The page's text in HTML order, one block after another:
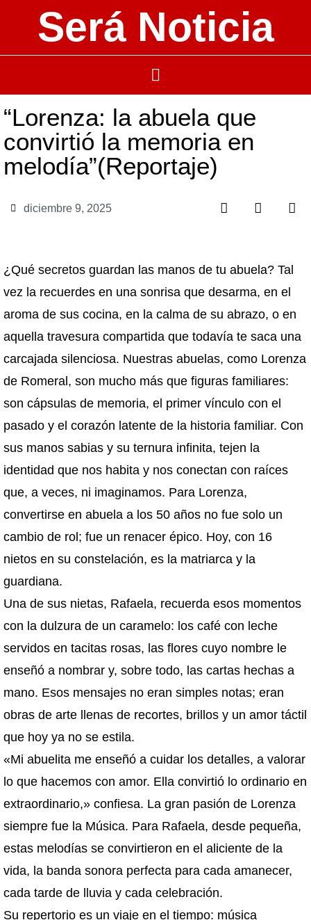
Será Noticia
“Lorenza: la abuela que
convirtió la memoria en
melodía”(Reportaje)
diciembre 9, 2025
¿Qué secretos guardan las manos de tu abuela? Tal
vez la recuerdes en una sonrisa que desarma, en el
aroma de sus cocina, en la calma de su abrazo, o en
aquella travesura compartida que todavía te saca una
carcajada silenciosa. Nuestras abuelas, como Lorenza
de Romeral, son mucho más que figuras familiares:
son cápsulas de memoria, el primer vínculo con el
pasado y el corazón latente de la historia familiar. Con
sus manos sabias y su ternura infinita, tejen la
identidad que nos habita y nos conectan con raíces
que, a veces, ni imaginamos. Para Lorenza,
convertirse en abuela a los 50 años no fue solo un
cambio de rol; fue un renacer épico. Hoy, con 16
nietos en su constelación, es la matriarca y la
guardiana.
Una de sus nietas, Rafaela, recuerda esos momentos
con la dulzura de un caramelo: los café con leche
servidos en tacitas rosas, las flores cuyo nombre le
enseñó a nombrar y, sobre todo, las cartas hechas a
mano. Esos mensajes no eran simples notas; eran
obras de arte llenas de recortes, brillos y un amor táctil
que hoy ya no se estila.
«Mi abuelita me enseñó a cuidar los detalles, a valorar
lo que hacemos con amor. Ella convirtió lo ordinario en
extraordinario,» confiesa. La gran pasión de Lorenza
siempre fue la Música. Para Rafaela, desde pequeña,
estas melodías se convirtieron en el aliciente de la
vida, la banda sonora perfecta para cada amanecer,
cada tarde de lluvia y cada celebración.
Su repertorio es un viaje en el tiempo: música